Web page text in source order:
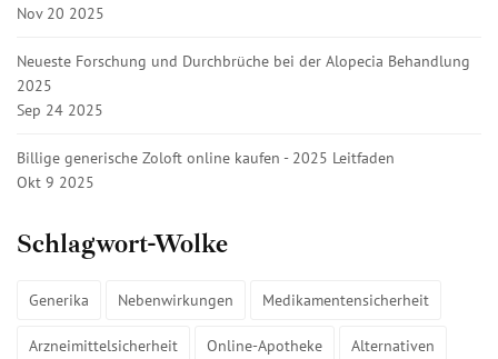
Nov 20 2025
Neueste Forschung und Durchbrüche bei der Alopecia Behandlung
2025
Sep 24 2025
Billige generische Zoloft online kaufen - 2025 Leitfaden
Okt 9 2025
Schlagwort-Wolke
Generika Nebenwirkungen Medikamentensicherheit
Arzneimittelsicherheit Online-Apotheke Alternativen